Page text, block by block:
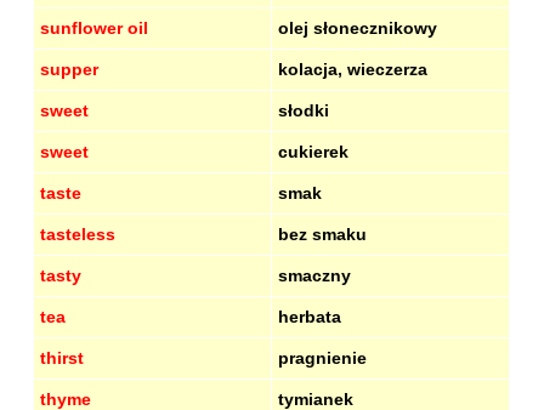
sunflower oil olej słonecznikowy
supper kolacja, wieczerza
sweet słodki
sweet cukierek
taste smak
tasteless bez smaku
tasty smaczny
tea herbata
thirst pragnienie
thyme tymianek